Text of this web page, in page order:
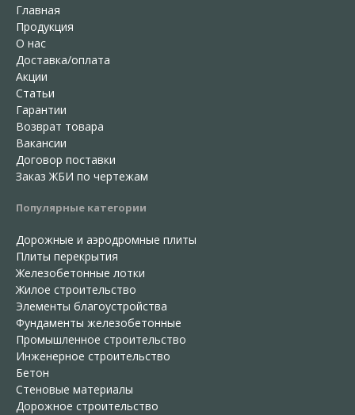
Главная
Продукция
О нас
Доставка/оплата
Акции
Статьи
Гарантии
Возврат товара
Вакансии
Договор поставки
Заказ ЖБИ по чертежам
Популярные категории
Дорожные и аэродромные плиты
Плиты перекрытия
Железобетонные лотки
Жилое строительство
Элементы благоустройства
Фундаменты железобетонные
Промышленное строительство
Инженерное строительство
Бетон
Стеновые материалы
Дорожное строительство